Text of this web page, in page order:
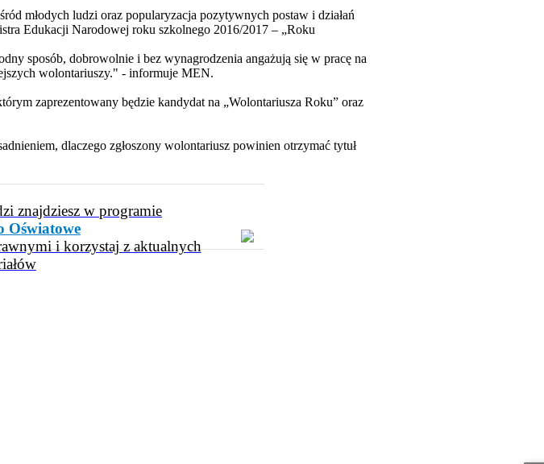
młodych ludzi oraz popularyzacja pozytywnych postaw i działań
Edukacji Narodowej roku szkolnego 2016/2017 – „Roku
sposób, dobrowolnie i bez wynagrodzenia angażują się w pracę na
wolontariuszy." - informuje MEN.
zaprezentowany będzie kandydat na „Wolontariusza Roku” oraz
dlaczego zgłoszony wolontariusz powinien otrzymać tytuł
znajdziesz w programie
Oświatowe
i korzystaj z aktualnych
w nowym oknie